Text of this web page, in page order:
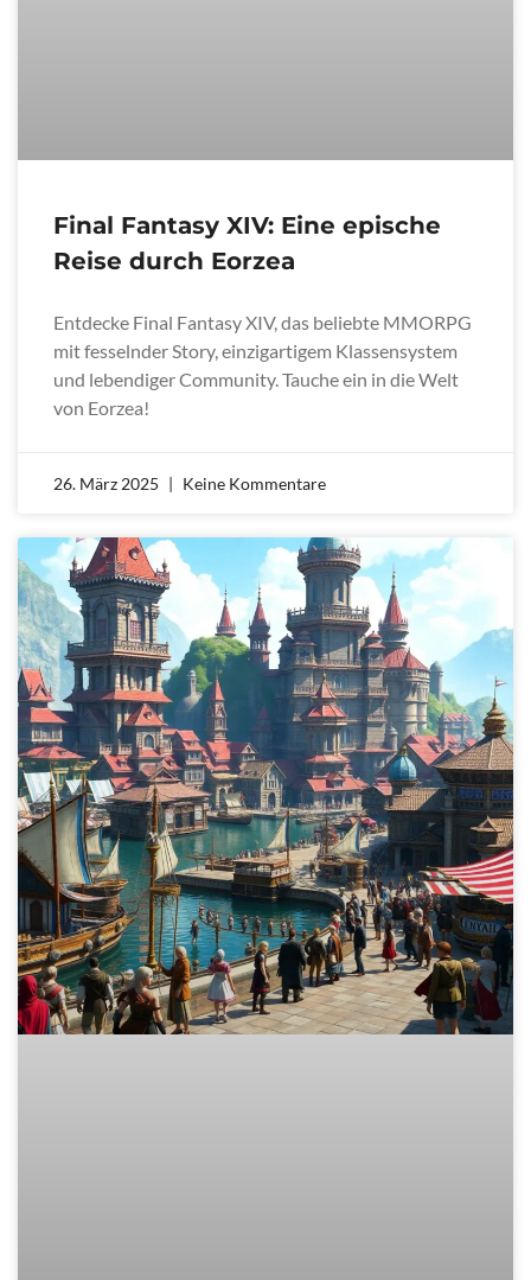
Final Fantasy XIV: Eine epische
Reise durch Eorzea
Entdecke Final Fantasy XIV, das beliebte MMORPG
mit fesselnder Story, einzigartigem Klassensystem
und lebendiger Community. Tauche ein in die Welt
von Eorzea!
26. März 2025 Keine Kommentare